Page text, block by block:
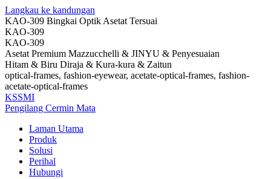
Langkau ke kandungan
KAO-309 Bingkai Optik Asetat Tersuai
KAO-309
KAO-309
Asetat Premium Mazzucchelli & JINYU & Penyesuaian
Hitam & Biru Diraja & Kura-kura & Zaitun
optical-frames, fashion-eyewear, acetate-optical-frames, fashion-
acetate-optical-frames
KSSMI
Pengilang Cermin Mata
Laman Utama
Produk
Solusi
Perihal
Hubungi